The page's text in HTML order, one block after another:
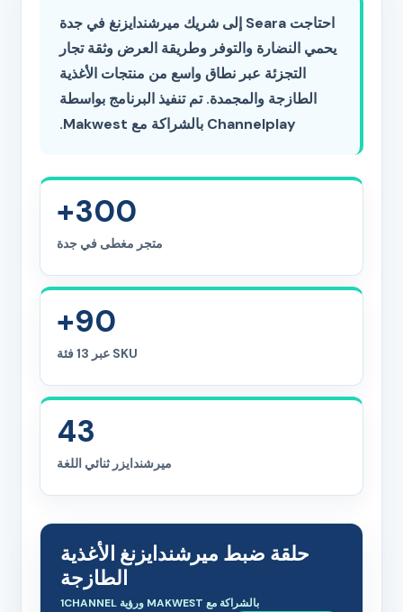
احتاجت Seara إلى شريك ميرشندايزنغ في جدة
يحمي النضارة والتوفر وطريقة العرض وثقة تجار
التجزئة عبر نطاق واسع من منتجات الأغذية
الطازجة والمجمدة. تم تنفيذ البرنامج بواسطة
Channelplay بالشراكة مع Makwest.
300+
متجر مغطى في جدة
90+
SKU عبر 13 فئة
43
ميرشندايزر ثنائي اللغة
حلقة ضبط ميرشندايزنغ الأغذية
الطازجة
بالشراكة مع MAKWEST ورؤية 1CHANNEL